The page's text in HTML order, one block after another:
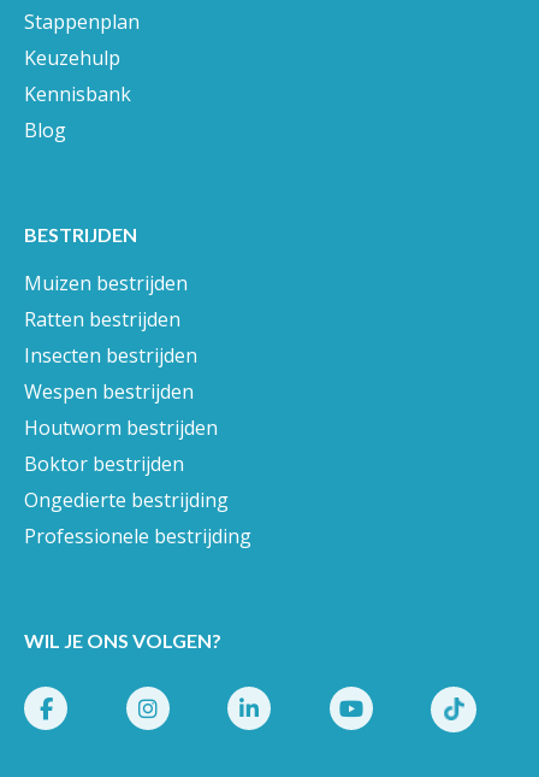
Stappenplan
Keuzehulp
Kennisbank
Blog
BESTRIJDEN
Muizen bestrijden
Ratten bestrijden
Insecten bestrijden
Wespen bestrijden
Houtworm bestrijden
Boktor bestrijden
Ongedierte bestrijding
Professionele bestrijding
WIL JE ONS VOLGEN?